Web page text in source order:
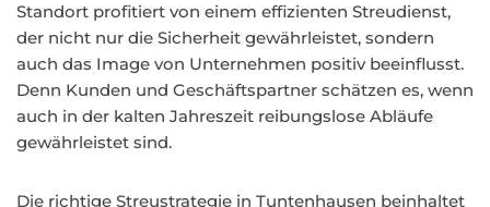
Standort profitiert von einem effizienten Streudienst,
der nicht nur die Sicherheit gewährleistet, sondern
auch das Image von Unternehmen positiv beeinflusst.
Denn Kunden und Geschäftspartner schätzen es, wenn
auch in der kalten Jahreszeit reibungslose Abläufe
gewährleistet sind.
Die richtige Streustrategie in Tuntenhausen beinhaltet